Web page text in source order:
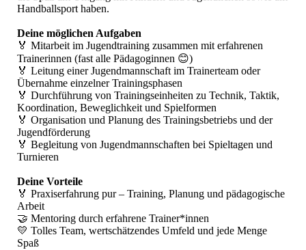
Handballsport haben.
Deine möglichen Aufgaben
🏅 Mitarbeit im Jugendtraining zusammen mit erfahrenen
Trainerinnen (fast alle Pädagoginnen 😊)
🏅 Leitung einer Jugendmannschaft im Trainerteam oder
Übernahme einzelner Trainingsphasen
🏅 Durchführung von Trainingseinheiten zu Technik, Taktik,
Koordination, Beweglichkeit und Spielformen
🏅 Organisation und Planung des Trainingsbetriebs und der
Jugendförderung
🏅 Begleitung von Jugendmannschaften bei Spieltagen und
Turnieren
Deine Vorteile
🏅 Praxiserfahrung pur – Training, Planung und pädagogische
Arbeit
🤝 Mentoring durch erfahrene Trainer*innen
💛 Tolles Team, wertschätzendes Umfeld und jede Menge
Spaß